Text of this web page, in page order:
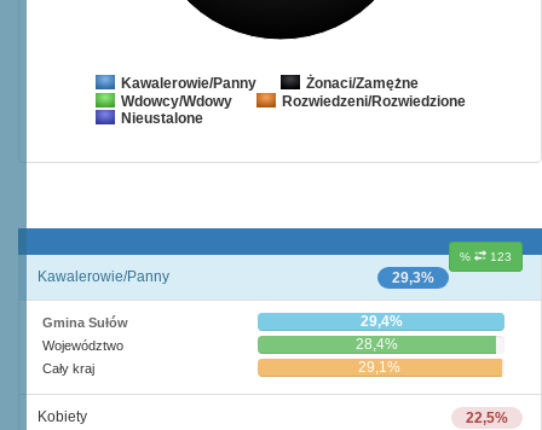
Kawalerowie/Panny Żonaci/Zamężne
Wdowcy/Wdowy
Rozwiedzeni/Rozwiedzione
Nieustalone
% 123
29,3%
Kawalerowie/Panny
Gmina Sułów 29,4%
Województwo 28,4%
Cały kraj 29,1%
22,5%
Kobiety